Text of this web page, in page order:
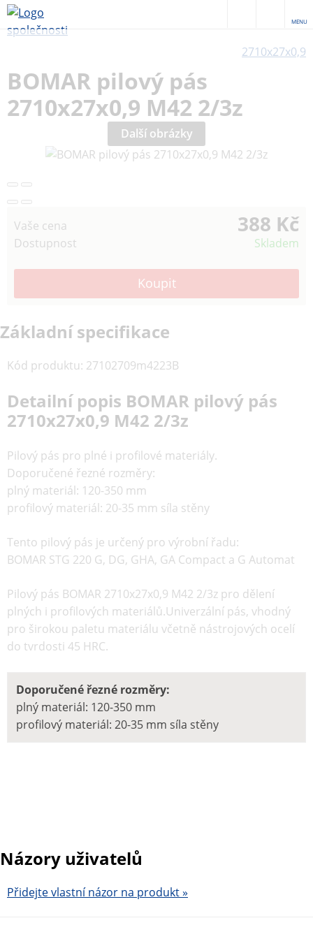
MENU
2710x27x0,9
BOMAR pilový pás
2710x27x0,9 M42 2/3z
Další obrázky
Vaše cena 388 Kč
Dostupnost Skladem
Základní specifikace
Kód produktu: 27102709m4223B
Detailní popis BOMAR pilový pás
2710x27x0,9 M42 2/3z
Pilový pás pro plné i profilové materiály.
Doporučené řezné rozměry:
plný materiál: 120-350 mm
profilový materiál: 20-35 mm síla stěny
Tento pilový pás je určený pro výrobní řadu:
BOMAR STG 220 G, DG, GHA, GA Compact a G Automat
Pilový pás BOMAR 2710x27x0,9 M42 2/3z pro dělení
plných i profilových materiálů.Univerzální pás, vhodný
pro širokou paletu materiálu včetně nástrojových ocelí
do tvrdosti 45 HRC.
Doporučené řezné rozměry:
plný materiál: 120-350 mm
profilový materiál: 20-35 mm síla stěny
Názory uživatelů
Přidejte vlastní názor na produkt »